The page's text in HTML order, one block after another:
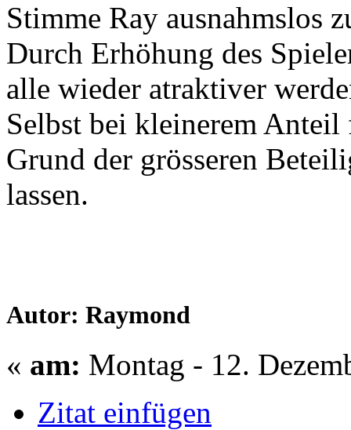
Stimme Ray ausnahmslos
Durch Erhöhung des
alle wieder atraktiver
Selbst bei kleinerem
Grund der grösseren
lassen.
Autor: Raymond
« am: Montag - 12.
Zitat einfügen